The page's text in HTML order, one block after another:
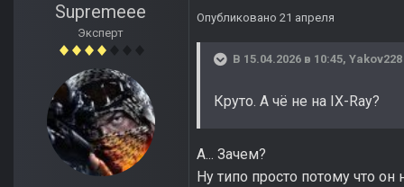
Supremeee
Эксперт
Опубликовано 21 апреля
В 15.04.2026 в 10:45, Yakov228
Круто. А чё не на IX-Ray?
А... Зачем?
Ну типо просто потому что он